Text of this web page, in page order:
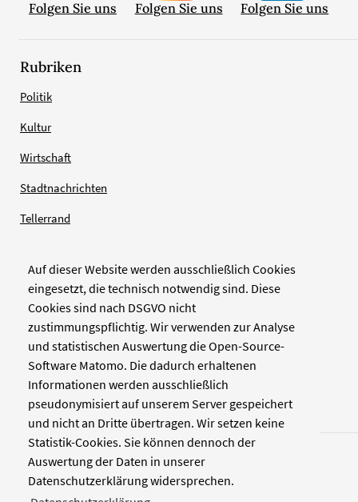
Auf dieser Website werden ausschließlich Cookies
eingesetzt, die technisch notwendig sind. Diese
Cookies sind nach DSGVO nicht
zustimmungspflichtig. Wir verwenden zur Analyse
und statistischen Auswertung die Open-Source-
Software Matomo. Die dadurch erhaltenen
Informationen werden ausschließlich
pseudonymisiert auf unserem Server gespeichert
und nicht an Dritte übertragen. Wir setzen keine
Statistik-Cookies. Sie können dennoch der
Auswertung der Daten in unserer
Datenschutzerklärung widersprechen.
Folgen Sie uns Folgen Sie uns Folgen Sie uns
Rubriken
Politik
Kultur
Wirtschaft
Stadtnachrichten
Tellerrand
Verlag
Pinienstraße 2
40233 Düsseldorf
www.zellwerk.com